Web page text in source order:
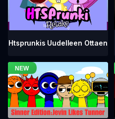
Htsprunkis Uudelleen Ottaen